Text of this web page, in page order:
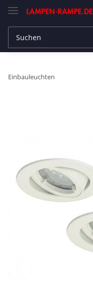
Einbauleuchten